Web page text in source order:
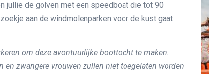
jullie de golven met een speedboat die tot 90
aan de windmolenparken voor de kust gaat
om deze avontuurlijke boottocht te maken.
en zwangere vrouwen zullen niet toegelaten worden